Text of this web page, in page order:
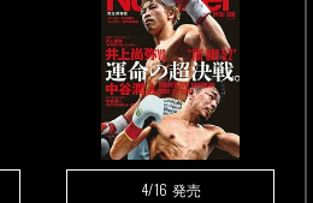
4/16 発売